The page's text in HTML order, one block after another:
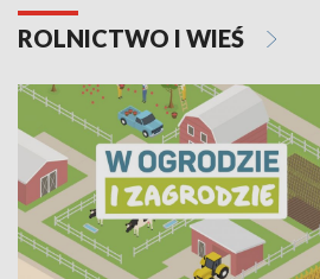
ROLNICTWO I WIEŚ